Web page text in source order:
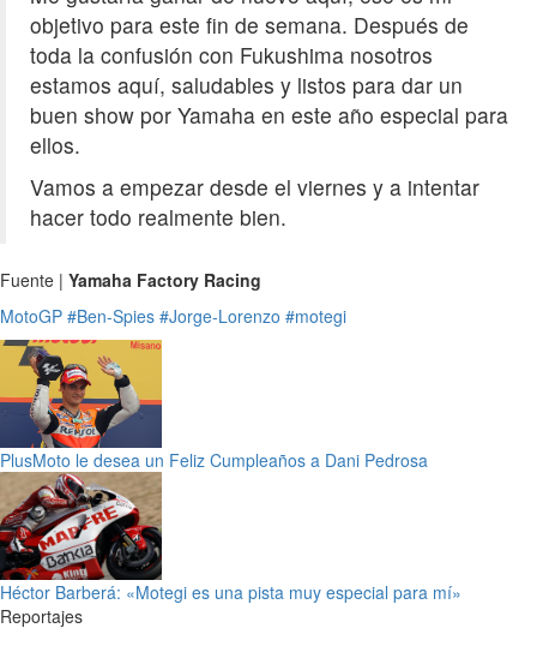
objetivo para este fin de semana. Después de
toda la confusión con Fukushima nosotros
estamos aquí, saludables y listos para dar un
buen show por Yamaha en este año especial para
ellos.
Vamos a empezar desde el viernes y a intentar
hacer todo realmente bien.
Fuente | Yamaha Factory Racing
MotoGP #Ben-Spies #Jorge-Lorenzo #motegi
PlusMoto le desea un Feliz Cumpleaños a Dani Pedrosa
Héctor Barberá: «Motegi es una pista muy especial para mí»
Reportajes